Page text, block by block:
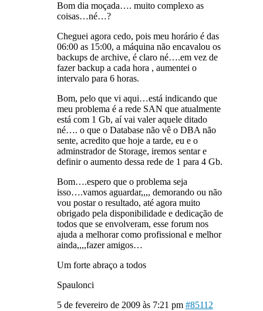
Bom dia moçada…. muito complexo as
coisas…né…?
Cheguei agora cedo, pois meu horário é das
06:00 as 15:00, a máquina não encavalou os
backups de archive, é claro né….em vez de
fazer backup a cada hora , aumentei o
intervalo para 6 horas.
Bom, pelo que vi aqui…está indicando que
meu problema é a rede SAN que atualmente
está com 1 Gb, aí vai valer aquele ditado
né…. o que o Database não vê o DBA não
sente, acredito que hoje a tarde, eu e o
adminstrador de Storage, iremos sentar e
definir o aumento dessa rede de 1 para 4 Gb.
Bom….espero que o problema seja
isso….vamos aguardar,,,, demorando ou não
vou postar o resultado, até agora muito
obrigado pela disponibilidade e dedicação de
todos que se envolveram, esse forum nos
ajuda a melhorar como profissional e melhor
ainda,,,,fazer amigos…
Um forte abraço a todos
Spaulonci
5 de fevereiro de 2009 às 7:21 pm #85112